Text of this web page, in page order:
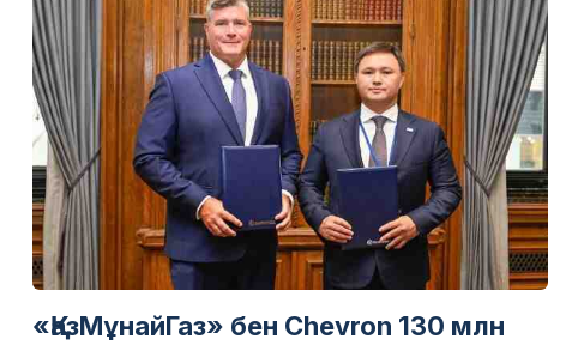
«ҚазМұнайГаз» бен Chevron 130 млн